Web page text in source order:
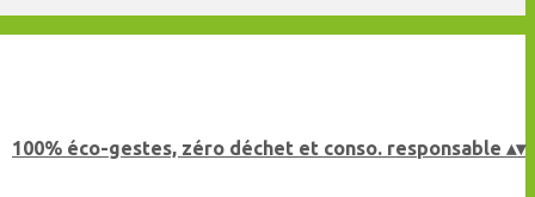
100% éco-gestes, zéro déchet et conso. responsable ▴▾